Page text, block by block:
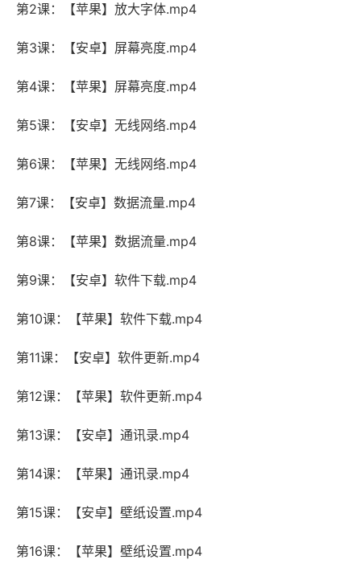
第2课：【苹果】放大字体.mp4
第3课：【安卓】屏幕亮度.mp4
第4课：【苹果】屏幕亮度.mp4
第5课：【安卓】无线网络.mp4
第6课：【苹果】无线网络.mp4
第7课：【安卓】数据流量.mp4
第8课：【苹果】数据流量.mp4
第9课：【安卓】软件下载.mp4
第10课：【苹果】软件下载.mp4
第11课：【安卓】软件更新.mp4
第12课：【苹果】软件更新.mp4
第13课：【安卓】通讯录.mp4
第14课：【苹果】通讯录.mp4
第15课：【安卓】壁纸设置.mp4
第16课：【苹果】壁纸设置.mp4